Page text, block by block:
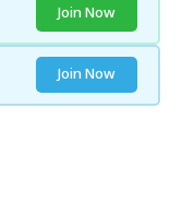
Join Now
Join Now